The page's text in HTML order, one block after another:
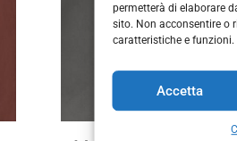
permetterà di elaborare
sito. Non acconsentire o
caratteristiche e funzioni.
Accetta